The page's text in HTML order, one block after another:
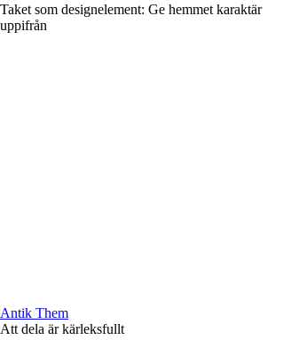
Taket som designelement: Ge hemmet karaktär
uppifrån
Antik Them
Att dela är kärleksfullt